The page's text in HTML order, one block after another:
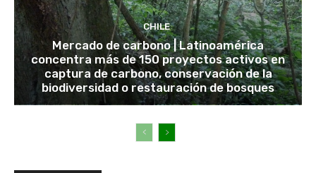
CHILE
Mercado de carbono | Latinoamérica
concentra más de 150 proyectos activos en
captura de carbono, conservación de la
biodiversidad o restauración de bosques